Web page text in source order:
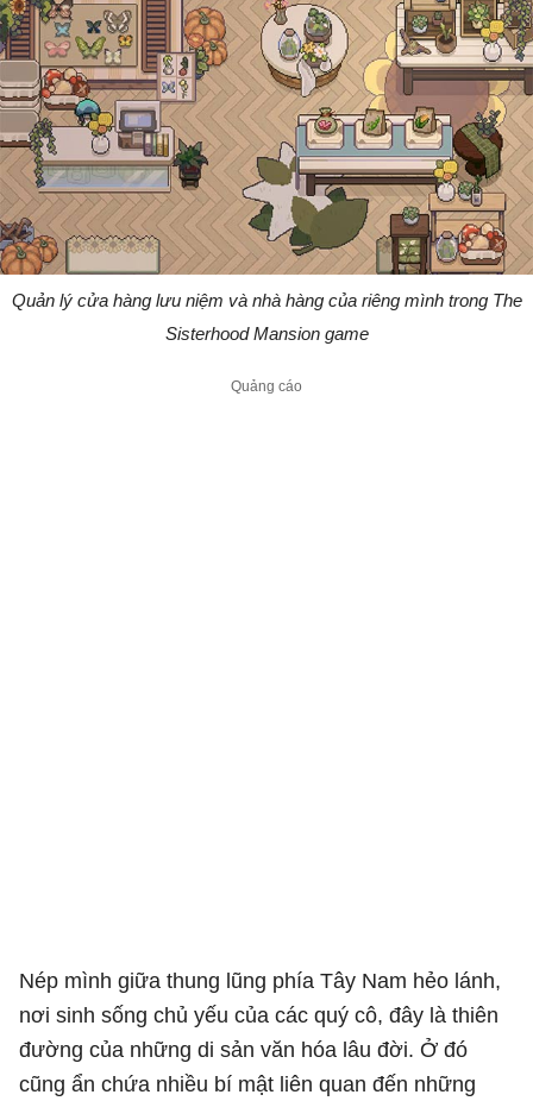
Quản lý cửa hàng lưu niệm và nhà hàng của riêng mình trong The
Sisterhood Mansion game
Nép mình giữa thung lũng phía Tây Nam hẻo lánh,
nơi sinh sống chủ yếu của các quý cô, đây là thiên
đường của những di sản văn hóa lâu đời. Ở đó
cũng ẩn chứa nhiều bí mật liên quan đến những